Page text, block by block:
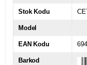
Stok Kodu
Model
EAN Kodu
Barkod